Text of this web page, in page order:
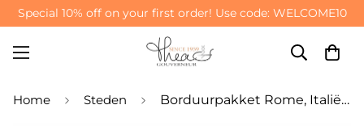
Special 10% off on your first order! Use code: WELCOME10
Home Steden Borduurpakket Rome, Italië - Aida 18-draads